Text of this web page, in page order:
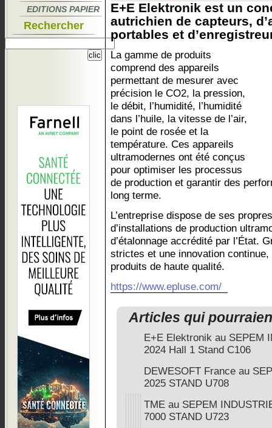
EDITIONS PAPIER
Rechercher
E+E Elektronik est un
autrichien de capteurs,
portables et
La gamme de produits
comprend des appareils
permettant de mesurer avec
précision le CO2, la pression,
le débit, l’humidité, l’humidité
dans l’huile, la vitesse de l’air,
le point de rosée et la
température. Ces appareils
ultramodernes ont été conçus
pour optimiser les processus
de production et garantir des
long terme.
L’entreprise dispose de ses
d’installations de production
d’étalonnage accrédité par l’État.
strictes et une innovation
produits de haute qualité.
https://www.epluse.com/
Articles qui
E+E Elektronik au SEPEM
2024 Hall 1 Stand C106
DEWESOFT France au
2025 STAND U708
TME au SEPEM
7000 STAND U723